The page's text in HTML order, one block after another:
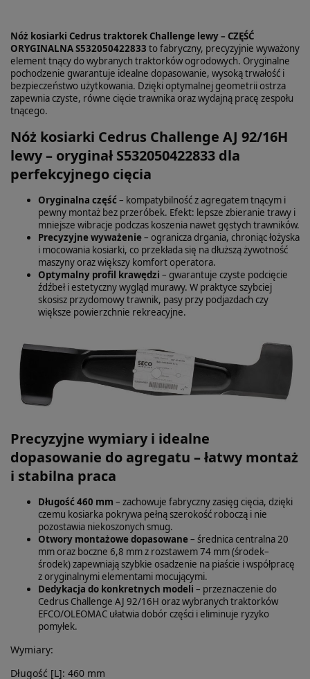
Nóż kosiarki Cedrus traktorek Challenge lewy – CZĘŚĆ
ORYGINALNA S532050422833 to fabryczny, precyzyjnie wyważony
element tnący do wybranych traktorków ogrodowych. Oryginalne
pochodzenie gwarantuje idealne dopasowanie, wysoką trwałość i
bezpieczeństwo użytkowania. Dzięki optymalnej geometrii ostrza
zapewnia czyste, równe cięcie trawnika oraz wydajną pracę zespołu
tnącego.
Nóż kosiarki Cedrus Challenge AJ 92/16H
lewy – oryginał S532050422833 dla
perfekcyjnego cięcia
Oryginalna część– kompatybilność z agregatem tnącym i
pewny montaż bez przeróbek. Efekt: lepsze zbieranie trawy i
mniejsze wibracje podczas koszenia nawet gęstych trawników.
Precyzyjne wyważenie– ogranicza drgania, chroniąc łożyska
i mocowania kosiarki, co przekłada się na dłuższą żywotność
maszyny oraz większy komfort operatora.
Optymalny profil krawędzi – gwarantuje czyste podcięcie
źdźbeł i estetyczny wygląd murawy. W praktyce szybciej
skosisz przydomowy trawnik, pasy przy podjazdach czy
większe powierzchnie rekreacyjne.
Precyzyjne wymiary i idealne
dopasowanie do agregatu – łatwy montaż
i stabilna praca
Długość 460 mm – zachowuje fabryczny zasięg cięcia, dzięki
czemu kosiarka pokrywa pełną szerokość roboczą i nie
pozostawia niekoszonych smug.
Otwory montażowe dopasowane– średnica centralna 20
mm oraz boczne 6,8 mm z rozstawem 74 mm (środek–
środek) zapewniają szybkie osadzenie na piaście i współpracę
z oryginalnymi elementami mocującymi.
Dedykacja do konkretnych modeli – przeznaczenie do
Cedrus Challenge AJ 92/16H oraz wybranych traktorków
EFCO/OLEOMAC ułatwia dobór części i eliminuje ryzyko
pomyłek.
Wymiary:
Długość [L]: 460 mm